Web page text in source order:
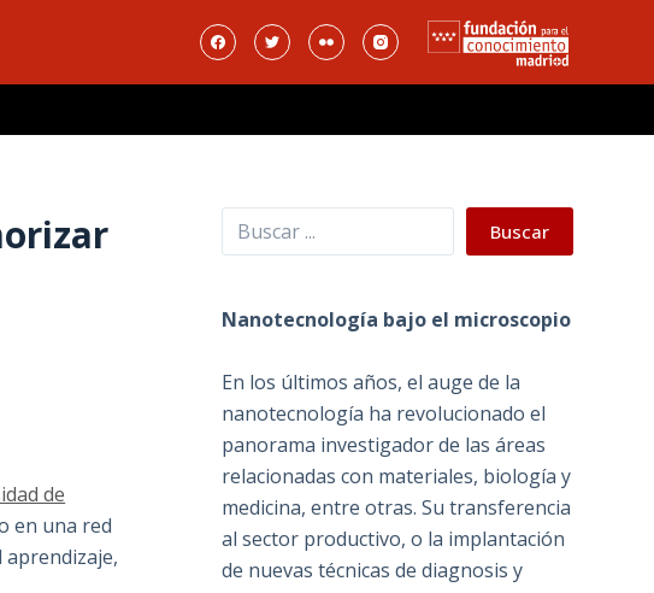
de
en una red
Buscar Buscar
Nanotecnología bajo el microscopio
En los últimos años, el auge de la
nanotecnología ha revolucionado el
panorama investigador de las áreas
relacionadas con materiales, biología y
medicina, entre otras. Su transferencia
al sector productivo, o la implantación
de nuevas técnicas de diagnosis y